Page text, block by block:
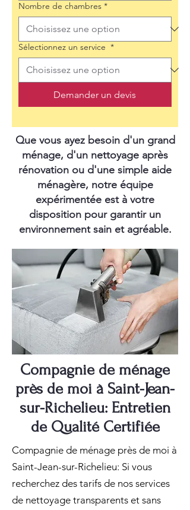
Nombre de chambres *
Sélectionnez un service *
Demander un devis
Que vous ayez besoin d'un grand
ménage, d'un nettoyage après
rénovation ou d'une simple aide
ménagère, notre équipe
expérimentée est à votre
disposition pour garantir un
environnement sain et agréable.
Compagnie de ménage
près de moi à Saint-Jean-
sur-Richelieu: Entretien
de Qualité Certifiée
Compagnie de ménage près de moi à
Saint-Jean-sur-Richelieu: Si vous
recherchez des tarifs de nos services
de nettoyage transparents et sans